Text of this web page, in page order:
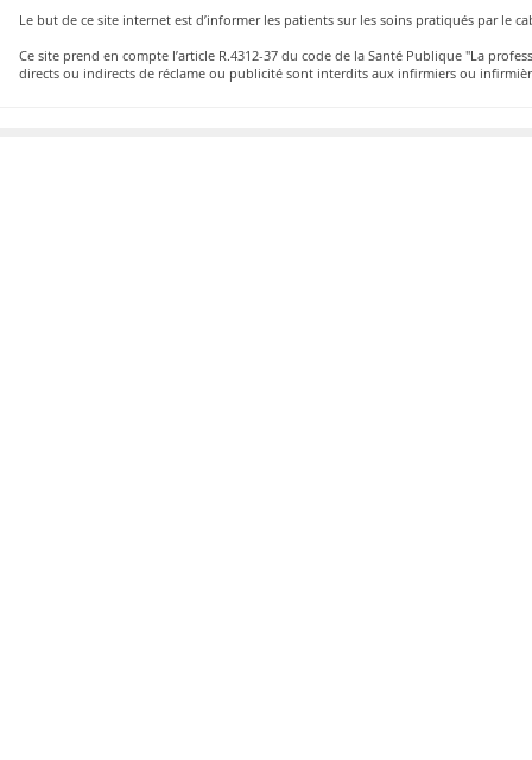
Le but de ce site internet est d’informer les patients sur les soins pratiqués par le
Ce site prend en compte l’article R.4312-37 du code de la Santé Publique "La
directs ou indirects de réclame ou publicité sont interdits aux infirmiers ou